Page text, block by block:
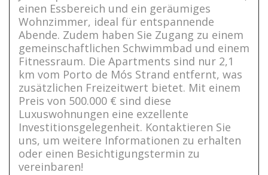
einen Essbereich und ein geräumiges
Wohnzimmer, ideal für entspannende
Abende. Zudem haben Sie Zugang zu einem
gemeinschaftlichen Schwimmbad und einem
Fitnessraum. Die Apartments sind nur 2,1
km vom Porto de Mós Strand entfernt, was
zusätzlichen Freizeitwert bietet. Mit einem
Preis von 500.000 € sind diese
Luxuswohnungen eine exzellente
Investitionsgelegenheit. Kontaktieren Sie
uns, um weitere Informationen zu erhalten
oder einen Besichtigungstermin zu
vereinbaren!